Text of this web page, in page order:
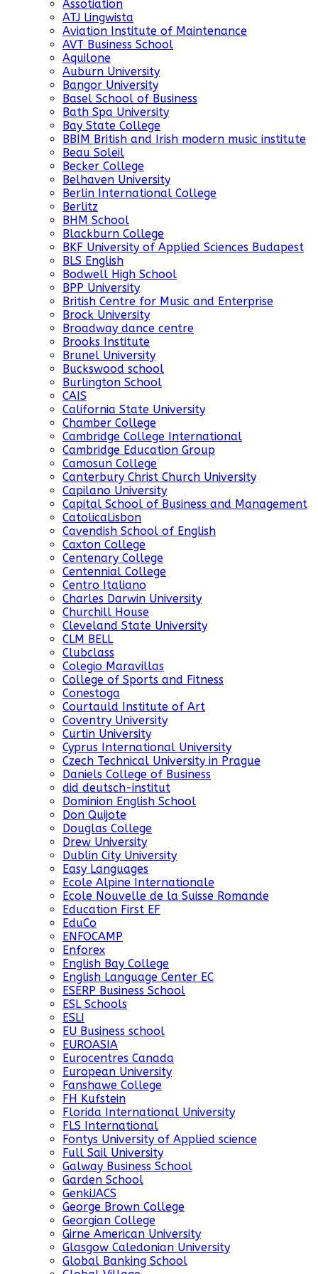
Assotiation
ATJ Lingwista
Aviation Institute of Maintenance
AVT Business School
Aquilone
Auburn University
Bangor University
Basel School of Business
Bath Spa University
Bay State College
BBIM British and Irish modern music institute
Beau Soleil
Becker College
Belhaven University
Berlin International College
Berlitz
BHM School
Blackburn College
BKF University of Applied Sciences Budapest
BLS English
Bodwell High School
BPP University
British Centre for Music and Enterprise
Brock University
Broadway dance centre
Brooks Institute
Brunel University
Buckswood school
Burlington School
CAIS
California State University
Chamber College
Cambridge College International
Cambridge Education Group
Camosun College
Canterbury Christ Church University
Capilano University
Capital School of Business and Management
CatolicaLisbon
Cavendish School of English
Caxton College
Centenary College
Centennial College
Centro Italiano
Charles Darwin University
Churchill House
Cleveland State University
CLM BELL
Clubclass
Colegio Maravillas
College of Sports and Fitness
Conestoga
Courtauld Institute of Art
Coventry University
Curtin University
Cyprus International University
Czech Technical University in Prague
Daniels College of Business
did deutsch-institut
Dominion English School
Don Quijote
Douglas College
Drew University
Dublin City University
Easy Languages
Ecole Alpine Internationale
Ecole Nouvelle de la Suisse Romande
Education First EF
EduCo
ENFOCAMP
Enforex
English Bay College
English Language Center EC
ESERP Business School
ESL Schools
ESLI
EU Business school
EUROASIA
Eurocentres Canada
European University
Fanshawe College
FH Kufstein
Florida International University
FLS International
Fontys University of Applied science
Full Sail University
Galway Business School
Garden School
GenkiJACS
George Brown College
Georgian College
Girne American University
Glasgow Caledonian University
Global Banking School